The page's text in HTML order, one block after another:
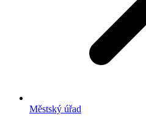
Městský úřad